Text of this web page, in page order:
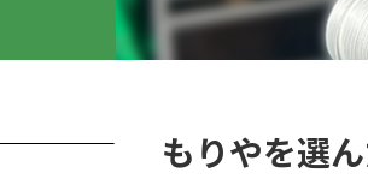
もりやを選